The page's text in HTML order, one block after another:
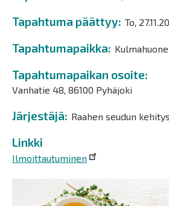
Tapahtuma päättyy To,
Tapahtumapaikka Kulmahuone
Tapahtumapaikan osoite
Vanhatie 48, 86100 Pyhäjoki
Järjestäjä Raahen seudun kehitys
Linkki
Ilmoittautuminen